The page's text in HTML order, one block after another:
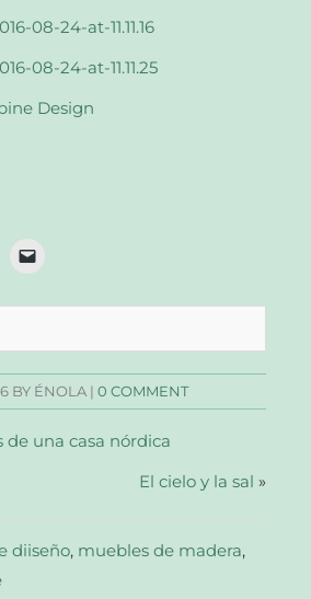
Design
Haz
clic
un
correo
a
un
amigo
abre
en
BY ÉNOLA |0 COMMENT
de una casa nórdica
El cielo y la sal »
diiseño, muebles de madera,